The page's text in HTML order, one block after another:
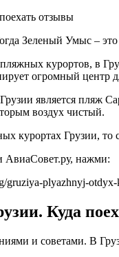
Зеленый Умыс – это
курортов, в
огромный центр
является пляж
воздух чистый.
курортах Грузии, то
АвиаСовет.ру, нажми:
gruziya-plyazhnyj-otdyx-
Куда
и советами. В